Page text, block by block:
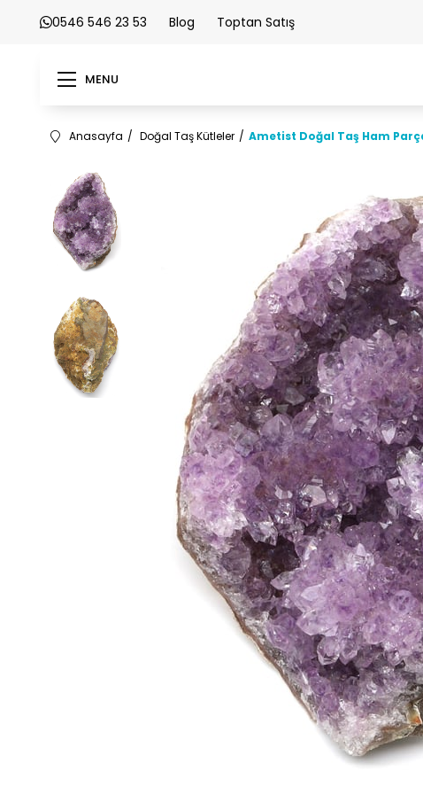
0546 546 23 53 Blog Toptan Satış
MENU
Anasayfa Doğal Taş Kütleler Ametist Doğal Taş Ham